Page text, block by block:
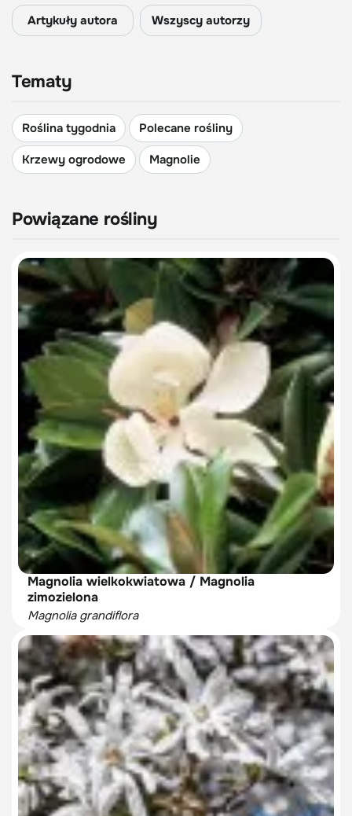
Artykuły autora Wszyscy autorzy
Tematy
Roślina tygodnia
Polecane rośliny
Krzewy ogrodowe
Magnolie
Powiązane rośliny
Magnolia wielkokwiatowa / Magnolia
zimozielona
Magnolia grandiflora